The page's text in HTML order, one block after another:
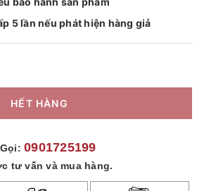
5 lần nếu phát hiện hàng giả
HẾT HÀNG
0901725199
tư vấn và mua hàng.